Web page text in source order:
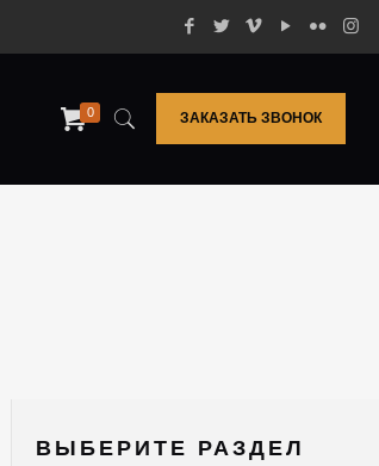
0 ЗАКАЗАТЬ ЗВОНОК
ВЫБЕРИТЕ РАЗДЕЛ